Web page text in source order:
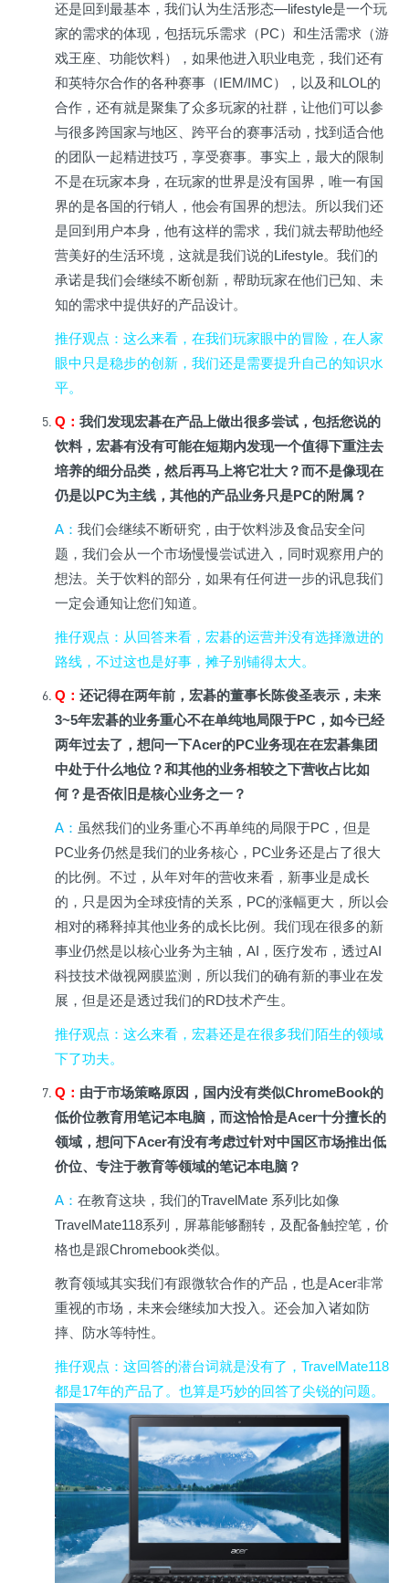
还是回到最基本，我们认为生活形态—lifestyle是一个玩
家的需求的体现，包括玩乐需求（PC）和生活需求（游
戏王座、功能饮料），如果他进入职业电竞，我们还有
和英特尔合作的各种赛事（IEM/IMC），以及和LOL的
合作，还有就是聚集了众多玩家的社群，让他们可以参
与很多跨国家与地区、跨平台的赛事活动，找到适合他
的团队一起精进技巧，享受赛事。事实上，最大的限制
不是在玩家本身，在玩家的世界是没有国界，唯一有国
界的是各国的行销人，他会有国界的想法。所以我们还
是回到用户本身，他有这样的需求，我们就去帮助他经
营美好的生活环境，这就是我们说的Lifestyle。我们的
承诺是我们会继续不断创新，帮助玩家在他们已知、未
知的需求中提供好的产品设计。
推仔观点 ：这么来看，在我们玩家眼中的冒险，在人家
眼中只是稳步的创新，我们还是需要提升自己的知识水
平。
Q ： 我们发现宏碁在产品上做出很多尝试，包括您说的
饮料，宏碁有没有可能在短期内发现一个值得下重注去
培养的细分品类，然后再马上将它壮大？而不是像现在
仍是以PC为主线，其他的产品业务只是PC的附属？
A ： 我们会继续不断研究，由于饮料涉及食品安全问
题，我们会从一个市场慢慢尝试进入，同时观察用户的
想法。关于饮料的部分，如果有任何进一步的讯息我们
一定会通知让您们知道。
推仔观点 ：从回答来看，宏碁的运营并没有选择激进的
路线，不过这也是好事，摊子别铺得太大。
Q ： 还记得在两年前，宏碁的董事长陈俊圣表示，未来
3~5年宏碁的业务重心不在单纯地局限于PC，如今已经
两年过去了，想问一下Acer的PC业务现在在宏碁集团
中处于什么地位？和其他的业务相较之下营收占比如
何？是否依旧是核心业务之一？
A ： 虽然我们的业务重心不再单纯的局限于PC，但是
PC业务仍然是我们的业务核心，PC业务还是占了很大
的比例。不过，从年对年的营收来看，新事业是成长
的，只是因为全球疫情的关系，PC的涨幅更大，所以会
相对的稀释掉其他业务的成长比例。我们现在很多的新
事业仍然是以核心业务为主轴，AI，医疗发布，透过AI
科技技术做视网膜监测，所以我们的确有新的事业在发
展，但是还是透过我们的RD技术产生。
推仔观点 ：这么来看，宏碁还是在很多我们陌生的领域
下了功夫。
Q ： 由于市场策略原因，国内没有类似ChromeBook的
低价位教育用笔记本电脑，而这恰恰是Acer十分擅长的
领域，想问下Acer有没有考虑过针对中国区市场推出低
价位、专注于教育等领域的笔记本电脑？
A ： 在教育这块，我们的TravelMate 系列比如像
TravelMate118系列，屏幕能够翻转，及配备触控笔，价
格也是跟Chromebook类似。
教育领域其实我们有跟微软合作的产品，也是Acer非常
重视的市场，未来会继续加大投入。还会加入诸如防
摔、防水等特性。
推仔观点 ：这回答的潜台词就是没有了， TravelMate118
都是17年的产品了。也算是巧妙的回答了尖锐的问题。